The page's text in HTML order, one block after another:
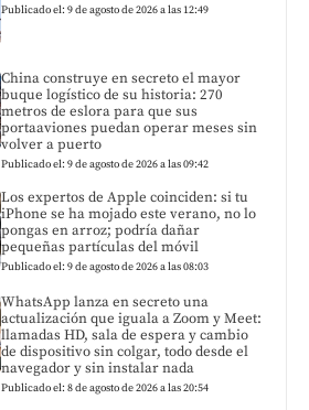
Publicado el: 9 de agosto de 2026 a las 12:49
China construye en secreto el mayor
buque logístico de su historia: 270
metros de eslora para que sus
portaaviones puedan operar meses sin
volver a puerto
Publicado el: 9 de agosto de 2026 a las 09:42
Los expertos de Apple coinciden: si tu
iPhone se ha mojado este verano, no lo
pongas en arroz; podría dañar
pequeñas partículas del móvil
Publicado el: 9 de agosto de 2026 a las 08:03
WhatsApp lanza en secreto una
actualización que iguala a Zoom y Meet:
llamadas HD, sala de espera y cambio
de dispositivo sin colgar, todo desde el
navegador y sin instalar nada
Publicado el: 8 de agosto de 2026 a las 20:54